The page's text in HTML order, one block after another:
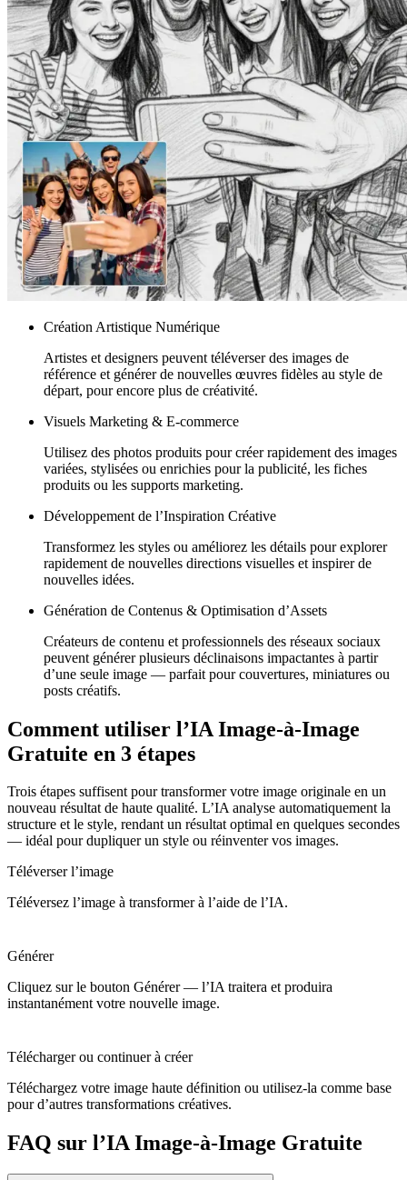
Création Artistique Numérique
Artistes et designers peuvent téléverser des images de
référence et générer de nouvelles œuvres fidèles au style de
départ, pour encore plus de créativité.
Visuels Marketing & E-commerce
Utilisez des photos produits pour créer rapidement des images
variées, stylisées ou enrichies pour la publicité, les fiches
produits ou les supports marketing.
Développement de l’Inspiration Créative
Transformez les styles ou améliorez les détails pour explorer
rapidement de nouvelles directions visuelles et inspirer de
nouvelles idées.
Génération de Contenus & Optimisation d’Assets
Créateurs de contenu et professionnels des réseaux sociaux
peuvent générer plusieurs déclinaisons impactantes à partir
d’une seule image — parfait pour couvertures, miniatures ou
posts créatifs.
Comment utiliser l’IA Image-à-Image
Gratuite en 3 étapes
Trois étapes suffisent pour transformer votre image originale en un
nouveau résultat de haute qualité. L’IA analyse automatiquement la
structure et le style, rendant un résultat optimal en quelques secondes
— idéal pour dupliquer un style ou réinventer vos images.
Téléverser l’image
Téléversez l’image à transformer à l’aide de l’IA.
Générer
Cliquez sur le bouton Générer — l’IA traitera et produira
instantanément votre nouvelle image.
Télécharger ou continuer à créer
Téléchargez votre image haute définition ou utilisez-la comme base
pour d’autres transformations créatives.
FAQ sur l’IA Image-à-Image Gratuite